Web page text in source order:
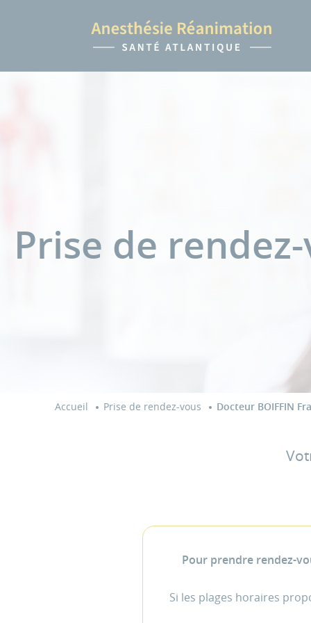
Prise de
Accueil Prise de rendez-vous Docteur BOIFFIN
Pour prendre rendez-
Si les plages horaires